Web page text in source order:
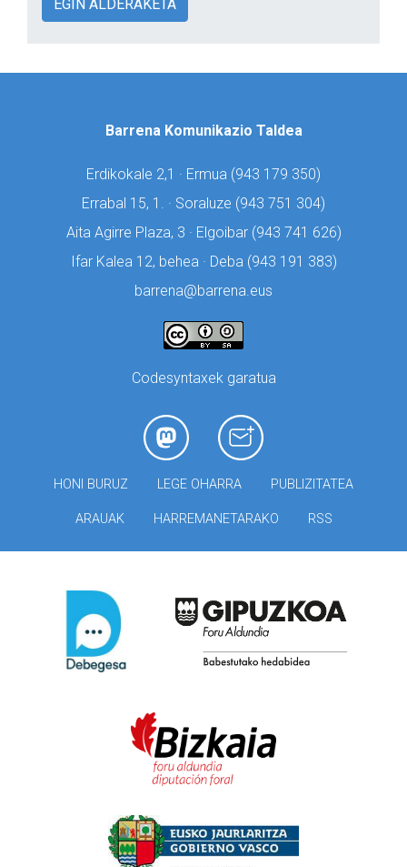
EGIN ALDERAKETA
Barrena Komunikazio Taldea
Erdikokale 2,1 · Ermua (943 179 350)
Errabal 15, 1. · Soraluze (943 751 304)
Aita Agirre Plaza, 3 · Elgoibar (943 741 626)
Ifar Kalea 12, behea · Deba (943 191 383)
barrena@barrena.eus
Codesyntaxek garatua
HONI BURUZ LEGE OHARRA PUBLIZITATEA
ARAUAK HARREMANETARAKO RSS